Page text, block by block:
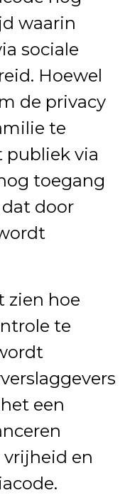
waarin
sociale
Hoewel
de privacy
te
publiek via
toegang
door
zien hoe
te
een
en